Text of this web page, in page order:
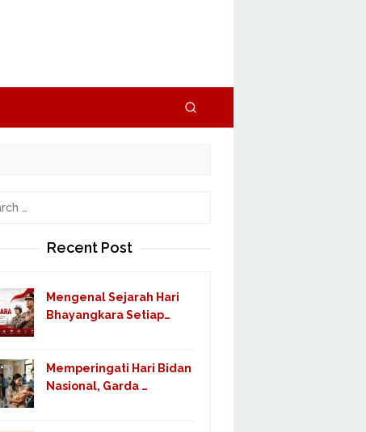
Recent Post
Mengenal Sejarah Hari
Bhayangkara Setiap…
Memperingati Hari Bidan
Nasional, Garda …